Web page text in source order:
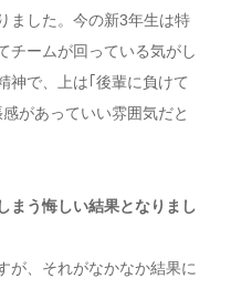
ました。今の新3年生は特
チームが回っている気がし
神で、上は｢後輩に負けて
があっていい雰囲気だと
まう悔しい結果となりまし
が、それがなかなか結果に